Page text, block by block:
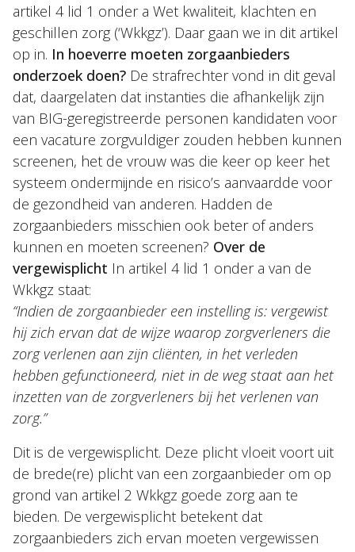
artikel 4 lid 1 onder a Wet kwaliteit, klachten en
geschillen zorg (‘Wkkgz’). Daar gaan we in dit artikel
op in. In hoeverre moeten zorgaanbieders
onderzoek doen? De strafrechter vond in dit geval
dat, daargelaten dat instanties die afhankelijk zijn
van BIG-geregistreerde personen kandidaten voor
een vacature zorgvuldiger zouden hebben kunnen
screenen, het de vrouw was die keer op keer het
systeem ondermijnde en risico’s aanvaardde voor
de gezondheid van anderen. Hadden de
zorgaanbieders misschien ook beter of anders
kunnen en moeten screenen? Over de
vergewisplicht In artikel 4 lid 1 onder a van de
Wkkgz staat:
“Indien de zorgaanbieder een instelling is: vergewist
hij zich ervan dat de wijze waarop zorgverleners die
zorg verlenen aan zijn cliënten, in het verleden
hebben gefunctioneerd, niet in de weg staat aan het
inzetten van de zorgverleners bij het verlenen van
zorg.”
Dit is de vergewisplicht. Deze plicht vloeit voort uit
de brede(re) plicht van een zorgaanbieder om op
grond van artikel 2 Wkkgz goede zorg aan te
bieden. De vergewisplicht betekent dat
zorgaanbieders zich ervan moeten vergewissen